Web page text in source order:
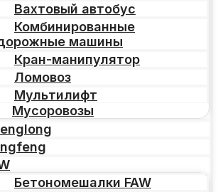
Вахтовый автобус
Комбинированные
машины
Кран-манипулятор
Ломовоз
Мультилифт
Мусоровозы
Бетономешалки FAW